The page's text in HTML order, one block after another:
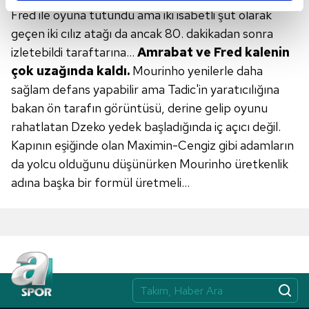
kalemimiz olduğunu sizlere hatırlatmak isteriz.
Her halükârda, kullanıcılar, bu çerezlere izin vermedikleri
takdirde, kullanıcılara hedefli reklamlar
gösterilmeyecektir."
Sizlere daha iyi bir hizmet sunabilmek için İnternet
Sitemizde kendimize ve üçüncü kişilere ait çerezler
kullanılmaktadır. Bu çerezler vasıtasıyla çeşitli kişisel
verileriniz işlenmekte olup gerekli olan çerezler bilgi
toplumu hizmetlerinin sunulması amacıyla
sınırlı olarak açık rızanız dahilinde kullanılacaktır.
Çerezlere ilişkin tercihlerinizi aşağıda yer alan panel
vasıtasıyla belirleyebilirsiniz. Çerezlere ilişkin detaylı bilgi
Fred ile oyuna tutundu ama iki isabetli şut olarak
geçen iki cılız atağı da ancak 80. dakikadan sonra
izletebildi taraftarına… Amrabat ve Fred kalenin
çok uzağında kaldı. Mourinho yenilerle daha
sağlam defans yapabilir ama Tadic'in yaratıcılığına
bakan ön tarafın görüntüsü, derine gelip oyunu
rahatlatan Dzeko yedek başladığında iç açıcı değil.
Kapının eşiğinde olan Maximin-Cengiz gibi adamların
da yolcu olduğunu düşünürken Mourinho üretkenlik
adına başka bir formül üretmeli…